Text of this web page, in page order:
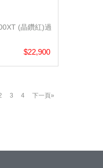
(晶鑽紅)過
$22,900
3 4 下一頁»